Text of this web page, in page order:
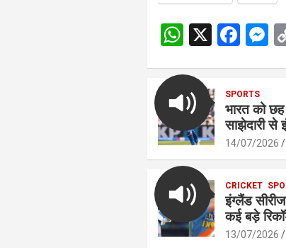
W
at
s
A
p
p
X
F
b
o
o
n
g
SPORTS
भारत को
साझेदारी से
14/07/2026
CRICKET
इंग्लैंड
कई बड़े
13/07/2026